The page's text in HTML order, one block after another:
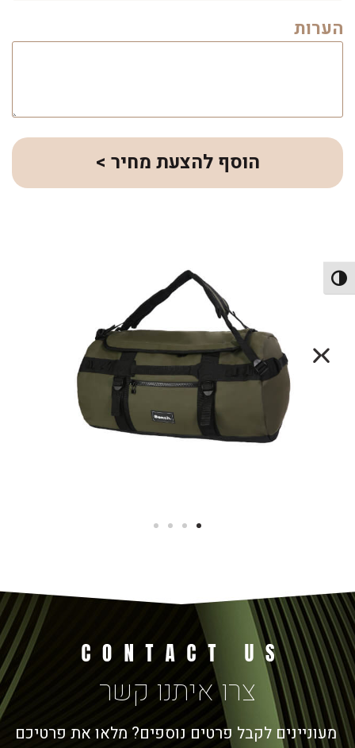
הפעל/כבה ניגודיות גבוהה
הערות
הוסף להצעת מחיר >
צרו איתנו קשר
מעוניינים לקבל פרטים נוספים? מלאו את פרטיכם